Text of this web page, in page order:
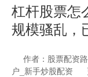
杠杆股票怎
规模骚乱，
作者：股票配资路
户_新手炒股配资